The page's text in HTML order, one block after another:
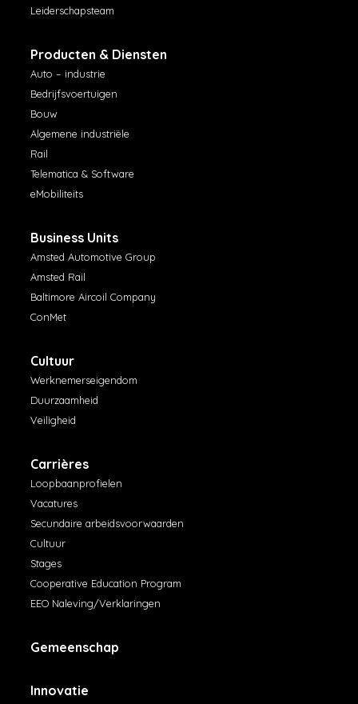
Leiderschapsteam
Producten & Diensten
Auto – industrie
Bedrijfsvoertuigen
Bouw
Algemene industriële
Rail
Telematica & Software
eMobiliteits
Business Units
Amsted Automotive Group
Amsted Rail
Baltimore Aircoil Company
ConMet
Cultuur
Werknemerseigendom
Duurzaamheid
Veiligheid
Carrières
Loopbaanprofielen
Vacatures
Secundaire arbeidsvoorwaarden
Cultuur
Stages
Cooperative Education Program
EEO Naleving/Verklaringen
Gemeenschap
Innovatie